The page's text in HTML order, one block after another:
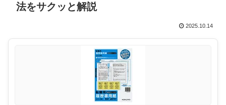
法をサクッと解説
2025.10.14